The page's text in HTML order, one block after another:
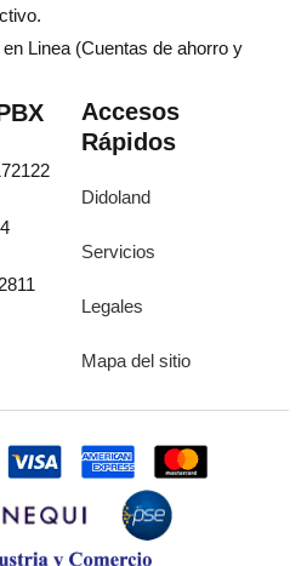
Linea (Cuentas de ahorro y
Accesos
Rápidos
Didoland
Servicios
Legales
Mapa del sitio